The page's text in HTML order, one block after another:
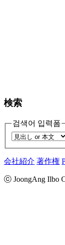
検索
검색어 입력폼
会社紹介 著作権
ⓒ JoongAng Ilbo